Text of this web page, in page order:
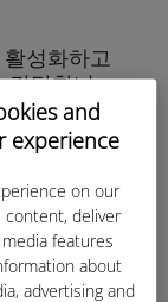
and
experience
on our
deliver
features
about
advertising and
성화하고
간단합니
을 시작하
도 충전